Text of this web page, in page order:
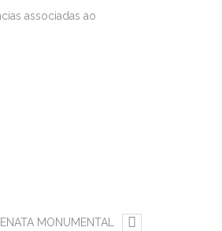
associadas ao
MONUMENTAL